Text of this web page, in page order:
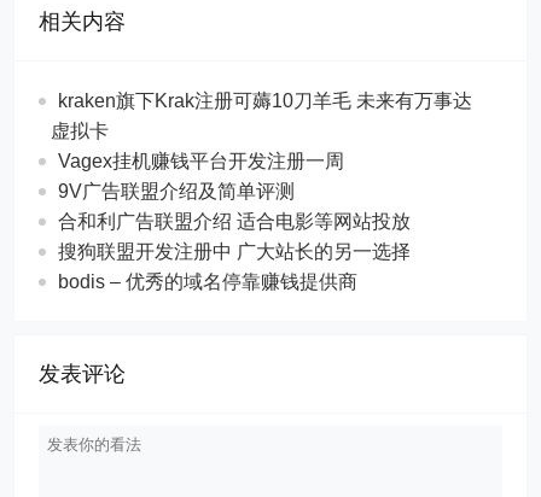
相关内容
kraken旗下Krak注册可薅10刀羊毛 未来有万事达
虚拟卡
Vagex挂机赚钱平台开发注册一周
9V广告联盟介绍及简单评测
合和利广告联盟介绍 适合电影等网站投放
搜狗联盟开发注册中 广大站长的另一选择
bodis – 优秀的域名停靠赚钱提供商
发表评论